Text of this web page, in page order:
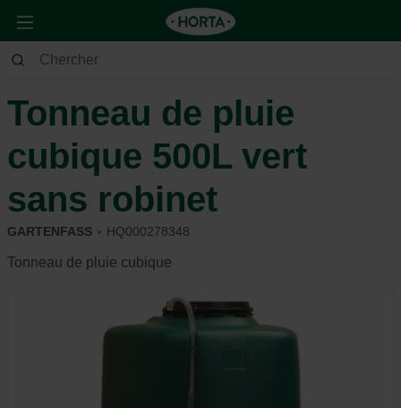
Jardin Arrosage
Tonneau de pluie
cubique 500L vert
sans robinet
GARTENFASS HQ000278348
Tonneau de pluie cubique